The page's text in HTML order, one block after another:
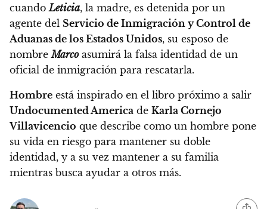
cuando Leticia, la madre, es detenida por un
agente del Servicio de Inmigración y Control de
Aduanas de los Estados Unidos, su esposo de
nombreMarcoasumirá la falsa identidad de un
oficial de inmigración para rescatarla.
Hombre está inspirado en el libro próximo a salir
Undocumented America de Karla Cornejo
Villavicencio que describe como un hombre pone
su vida en riesgo para mantener su doble
identidad, y a su vez mantener a su familia
mientras busca ayudar a otros más.